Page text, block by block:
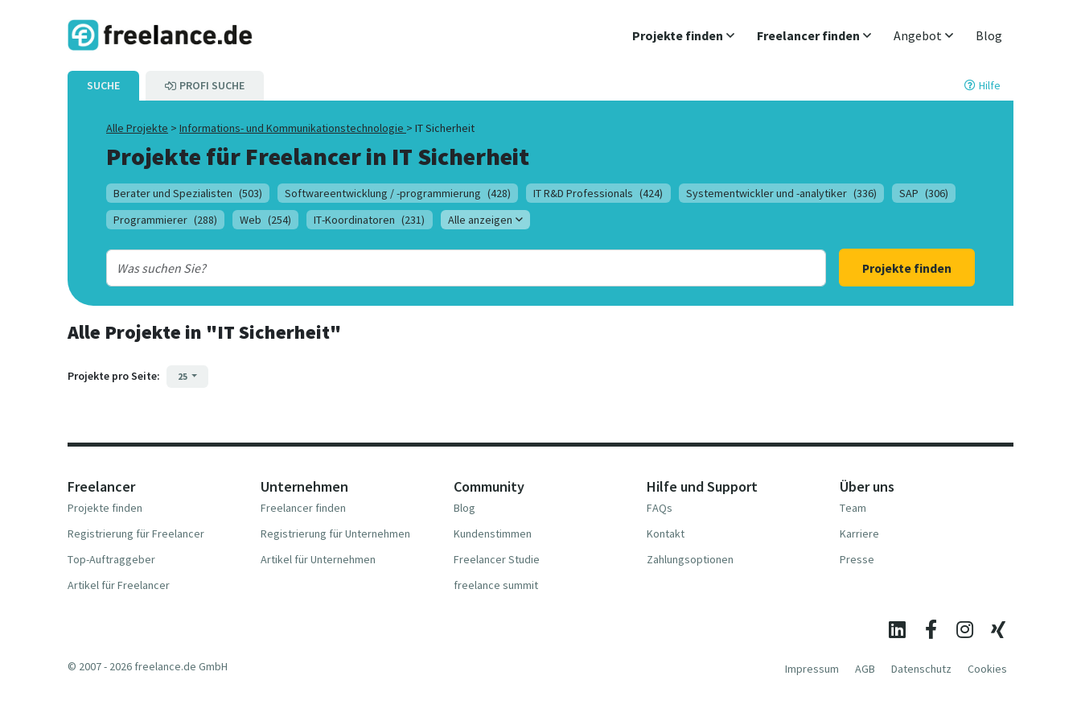
Projekte finden Freelancer finden Angebot Blog
SUCHE PROFI SUCHE Hilfe
Alle Projekte > Informations- und Kommunikationstechnologie > IT Sicherheit
Projekte für Freelancer in IT Sicherheit
Berater und Spezialisten (503) Softwareentwicklung / -programmierung (428) IT R&D Professionals (424) Systementwickler und -analytiker (336) SAP (306)
Programmierer (288) Web (254) IT-Koordinatoren (231) Alle anzeigen
Projekte finden
Alle Projekte in "IT Sicherheit"
Projekte pro Seite: 25
Freelancer
Projekte finden
Registrierung für Freelancer
Top-Auftraggeber
Artikel für Freelancer
Unternehmen
Freelancer finden
Registrierung für Unternehmen
Artikel für Unternehmen
Community
Blog
Kundenstimmen
Freelancer Studie
freelance summit
Hilfe und Support
FAQs
Kontakt
Zahlungsoptionen
Über uns
Team
Karriere
Presse
Impressum AGB Datenschutz Cookies
© 2007 - 2026 freelance.de GmbH